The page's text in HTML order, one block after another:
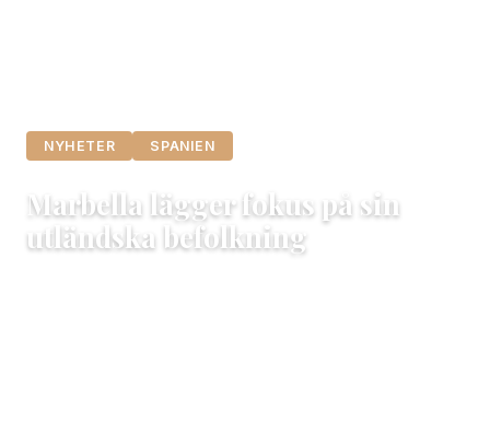
NYHETER SPANIEN
Marbella lägger fokus på sin
utländska befolkning